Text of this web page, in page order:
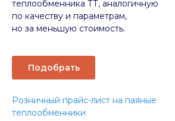
Подобрать
теплообменника ТТ, аналогичную
по качеству и параметрам,
но за меньшую стоимость.
Розничный прайс-лист на паяные
теплообменники